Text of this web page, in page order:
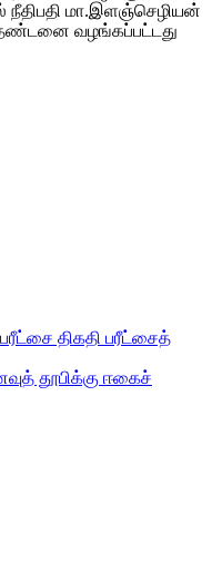
மா.இளஞ்செழியன்
வழங்கப்பட்டது
திகதி பரீட்சைத்
தூபிக்கு ஈகைச்